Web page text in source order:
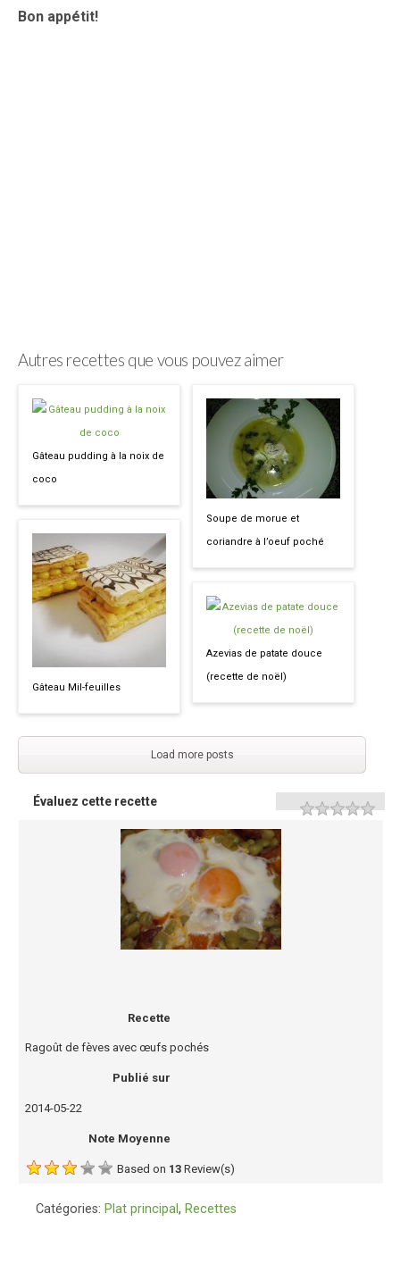
Bon appétit!
Autres recettes que vous pouvez aimer
Gâteau pudding à la noix de
coco
Gâteau Mil-feuilles
Soupe de morue et
coriandre à l’oeuf poché
Azevias de patate douce
(recette de noël)
Load more posts
Évaluez cette recette
Recette
Ragoût de fèves avec œufs pochés
Publié sur
2014-05-22
Note Moyenne
Based on 13 Review(s)
Catégories: Plat principal, Recettes